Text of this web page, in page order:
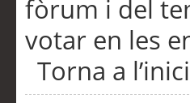
fòrum i del
votar en les
Torna a l’inici